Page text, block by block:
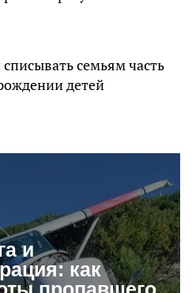
семьям часть
детей
и
как